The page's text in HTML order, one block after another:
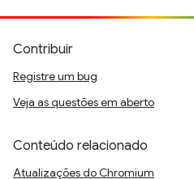
Contribuir
Registre um bug
Veja as questões em aberto
Conteúdo relacionado
Atualizações do Chromium